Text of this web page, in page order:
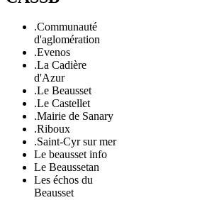
.Communauté
d'aglomération
.Evenos
.La Cadière
d'Azur
.Le Beausset
.Le Castellet
.Mairie de Sanary
.Riboux
.Saint-Cyr sur mer
Le beausset info
Le Beaussetan
Les échos du
Beausset